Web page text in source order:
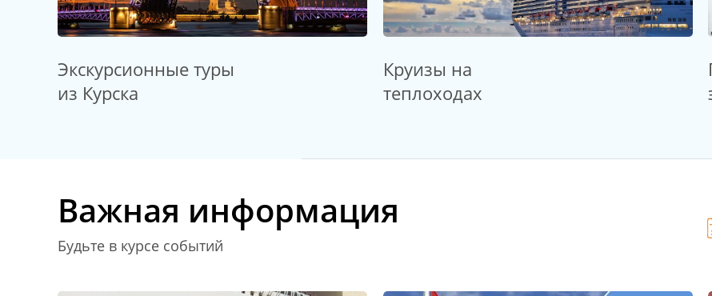
Экскурсионные туры
из Курска
Круизы на
теплоходах
Важная информация
Будьте в курсе событий